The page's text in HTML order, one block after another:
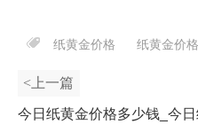
纸黄金价格 纸黄金价
<上一篇
今日纸黄金价格多少钱_今